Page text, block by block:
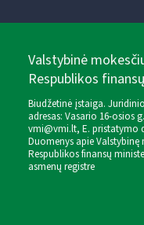
Valstybinė
Respublikos
Biudžetinė įstaiga.
adresas: Vasario 16-osios
vmi@vmi.lt, E. pristatymo
Duomenys apie
Respublikos finansų
asmenų registre